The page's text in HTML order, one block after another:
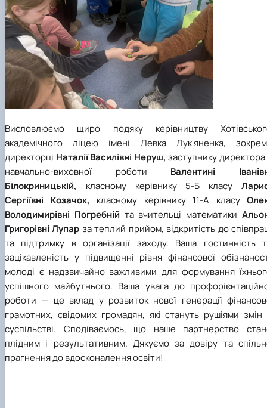
Висловлюємо щиро подяку керівництву
академічного ліцею імені Левка Лук'яненка,
директорці Наталії Василівні Неруш, заступнику директора
навчально-виховної роботи Валентині
Білокриницькій, класному керівнику 5-Б класу
Сергіївні Козачок, класному керівнику 11-А класу
Володимирівні Погребній та вчительці математики
Григорівні Лупар за теплий прийом, відкритість до
та підтримку в організації заходу. Ваша гостинність
зацікавленість у підвищенні рівня фінансової
молоді є надзвичайно важливими для формування
успішного майбутнього. Ваша увага до
роботи — це вклад у розвиток нової генерації
грамотних, свідомих громадян, які стануть рушіями змін
суспільстві. Сподіваємось, що наше партнерство
плідним і результативним. Дякуємо за довіру та
прагнення до вдосконалення освіти!